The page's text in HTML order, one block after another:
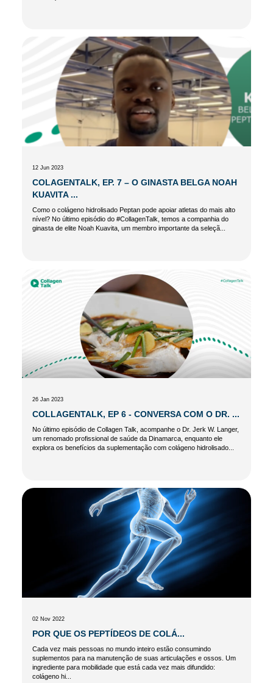
12 Jun 2023
COLAGENTALK, EP. 7 – O GINASTA BELGA NOAH
KUAVITA ...
Como o colágeno hidrolisado Peptan pode apoiar atletas do mais alto
nível? No último episódio do #CollagenTalk, temos a companhia do
ginasta de elite Noah Kuavita, um membro importante da seleçã...
26 Jan 2023
COLLAGENTALK, EP 6 - CONVERSA COM O DR. ...
No último episódio de Collagen Talk, acompanhe o Dr. Jerk W. Langer,
um renomado profissional de saúde da Dinamarca, enquanto ele
explora os benefícios da suplementação com colágeno hidrolisado...
02 Nov 2022
POR QUE OS PEPTÍDEOS DE COLÁ...
Cada vez mais pessoas no mundo inteiro estão consumindo
suplementos para na manutenção de suas articulações e ossos. Um
ingrediente para mobilidade que está cada vez mais difundido:
colágeno hi...